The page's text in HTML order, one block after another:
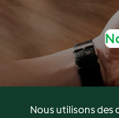
Nous utilisons des